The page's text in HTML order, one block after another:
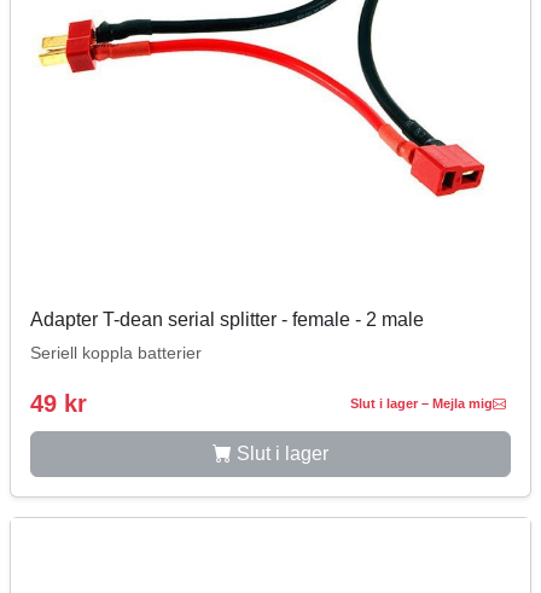
Adapter T-dean serial splitter - female - 2 male
Seriell koppla batterier
49 kr Slut i lager – Mejla mig
Slut i lager